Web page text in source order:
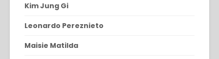
Kim Jung Gi
Leonardo Pereznieto
Maisie Matilda